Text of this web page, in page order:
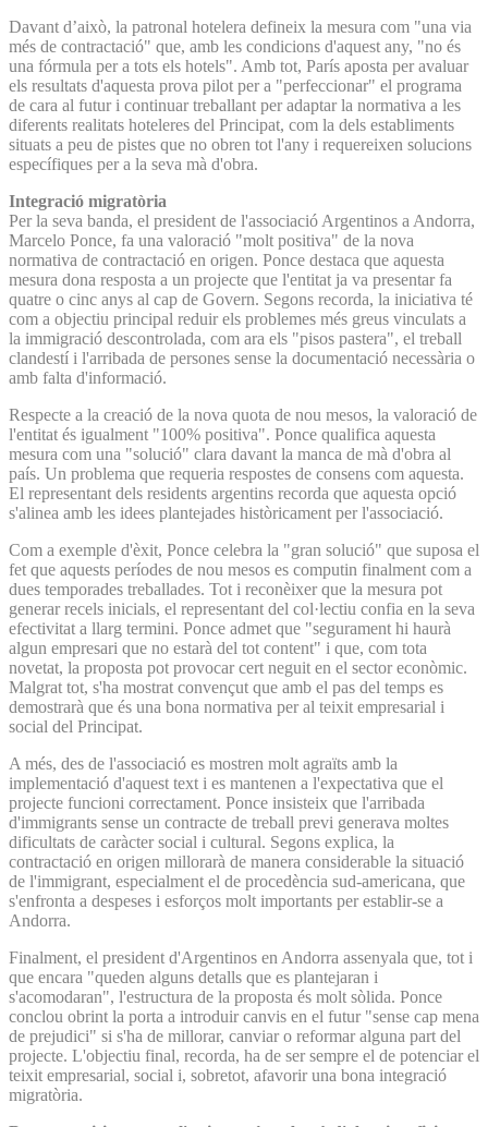
Davant d’això, la patronal hotelera defineix la mesura com "una via
més de contractació" que, amb les condicions d'aquest any, "no és
una fórmula per a tots els hotels". Amb tot, París aposta per avaluar
els resultats d'aquesta prova pilot per a "perfeccionar" el programa
de cara al futur i continuar treballant per adaptar la normativa a les
diferents realitats hoteleres del Principat, com la dels establiments
situats a peu de pistes que no obren tot l'any i requereixen solucions
específiques per a la seva mà d'obra.
Integració migratòria
Per la seva banda, el president de l'associació Argentinos a Andorra,
Marcelo Ponce, fa una valoració "molt positiva" de la nova
normativa de contractació en origen. Ponce destaca que aquesta
mesura dona resposta a un projecte que l'entitat ja va presentar fa
quatre o cinc anys al cap de Govern. Segons recorda, la iniciativa té
com a objectiu principal reduir els problemes més greus vinculats a
la immigració descontrolada, com ara els "pisos pastera", el treball
clandestí i l'arribada de persones sense la documentació necessària o
amb falta d'informació.
Respecte a la creació de la nova quota de nou mesos, la valoració de
l'entitat és igualment "100% positiva". Ponce qualifica aquesta
mesura com una "solució" clara davant la manca de mà d'obra al
país. Un problema que requeria respostes de consens com aquesta.
El representant dels residents argentins recorda que aquesta opció
s'alinea amb les idees plantejades històricament per l'associació.
Com a exemple d'èxit, Ponce celebra la "gran solució" que suposa el
fet que aquests períodes de nou mesos es computin finalment com a
dues temporades treballades. Tot i reconèixer que la mesura pot
generar recels inicials, el representant del col·lectiu confia en la seva
efectivitat a llarg termini. Ponce admet que "segurament hi haurà
algun empresari que no estarà del tot content" i que, com tota
novetat, la proposta pot provocar cert neguit en el sector econòmic.
Malgrat tot, s'ha mostrat convençut que amb el pas del temps es
demostrarà que és una bona normativa per al teixit empresarial i
social del Principat.
A més, des de l'associació es mostren molt agraïts amb la
implementació d'aquest text i es mantenen a l'expectativa que el
projecte funcioni correctament. Ponce insisteix que l'arribada
d'immigrants sense un contracte de treball previ generava moltes
dificultats de caràcter social i cultural. Segons explica, la
contractació en origen millorarà de manera considerable la situació
de l'immigrant, especialment el de procedència sud-americana, que
s'enfronta a despeses i esforços molt importants per establir-se a
Andorra.
Finalment, el president d'Argentinos en Andorra assenyala que, tot i
que encara "queden alguns detalls que es plantejaran i
s'acomodaran", l'estructura de la proposta és molt sòlida. Ponce
conclou obrint la porta a introduir canvis en el futur "sense cap mena
de prejudici" si s'ha de millorar, canviar o reformar alguna part del
projecte. L'objectiu final, recorda, ha de ser sempre el de potenciar el
teixit empresarial, social i, sobretot, afavorir una bona integració
migratòria.